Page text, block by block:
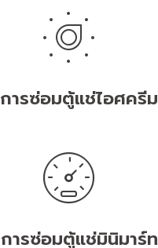
ารซ่อมตู้แช่ไอศครีม
ารซ่อมตู้แช่มินิมาร์ท